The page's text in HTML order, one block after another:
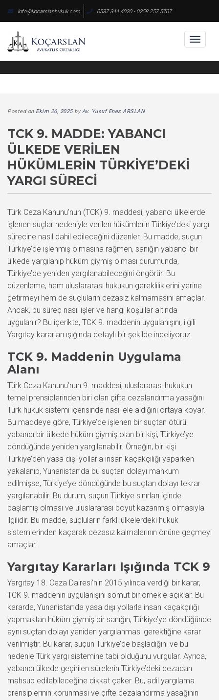
content
info@kocarslanhukuk.com 0537 344 4020 - 0258 257 5707
Posted on Ekim 26, 2025byAv. Yusuf Enes ARSLAN
TCK 9. MADDE: YABANCI
ÜLKEDE VERILEN
HÜKÜMLERIN TÜRKIYE’DEKI
YARGI SÜRECI
Türk Ceza Kanunu’nun (TCK) 9. maddesi, yabancı ülkelerde
işlenen suçlar nedeniyle verilen hükümlerin Türkiye’deki yargı
sürecine nasıl dahil edileceğini düzenler. Bu madde, suçun
Türkiye’de işlenmiş olmasına rağmen, sanığın yabancı bir
ülkede yargılanıp hüküm giymiş olması durumunda,
Türkiye’de yeniden yargılanabileceğini öngörür. Bu
düzenleme, hem uluslararası hukukun gerekliliklerini yerine
getirmeyi hem de suçluların cezasız kalmamasını amaçlar.
Ancak, bu süreç nasıl işler ve hangi koşullar altında
uygulanır? Bu içerikte, TCK 9. maddenin uygulanışını, ilgili
Yargıtay kararları ışığında detaylı bir şekilde inceliyoruz.
TCK 9. Maddenin Uygulama
Alanı
Türk Ceza Kanunu’nun 9. maddesi, uluslararası hukukun
temel prensiplerinden biri olan çifte cezalandırma yasağını
Türk hukuk sistemi içerisinde nasıl ele aldığını ortaya koyar.
Bu maddeye göre, Türkiye’de işlenen bir suçtan ötürü
yabancı bir ülkede hüküm giymiş olan bir kişi, Türkiye’ye
döndüğünde yeniden yargılanabilir. Örneğin, bir kişi
Türkiye’den yasa dışı yollarla insan kaçakçılığı yaparken
yakalanıp, Yunanistan’da bu suçtan dolayı mahkum
edilmişse, Türkiye’ye döndüğünde bu suçtan dolayı tekrar
yargılanabilir. Bu durum, suçun Türkiye sınırları içinde
başlamış olması ve uluslararası boyut kazanmış olmasıyla
ilgilidir. Bu madde, suçluların farklı ülkelerdeki hukuk
sistemlerinden kaçarak cezasız kalmalarının önüne geçmeyi
amaçlar.
Yargıtay Kararları Işığında TCK 9
Yargıtay 18. Ceza Dairesi’nin 2015 yılında verdiği bir karar,
TCK 9. maddenin uygulanışını somut bir örnekle açıklar. Bu
kararda, Yunanistan’da yasa dışı yollarla insan kaçakçılığı
yapmaktan hüküm giymiş bir sanığın, Türkiye’ye döndüğünde
aynı suçtan dolayı yeniden yargılanması gerektiğine karar
verilmiştir. Bu karar, suçun Türkiye’de başladığını ve bu
nedenle Türk yargı sistemine tabi olduğunu vurgular. Ayrıca,
yabancı ülkede geçirilen sürelerin Türkiye’deki cezadan
mahsup edilebileceğine dikkat çeker. Bu, adil yargılama
prensiplerinin korunması ve çifte cezalandırma yasağının